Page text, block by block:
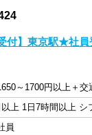
付】東京駅★社
～1700円以上＋交
上 1日7時間以上 シ
員